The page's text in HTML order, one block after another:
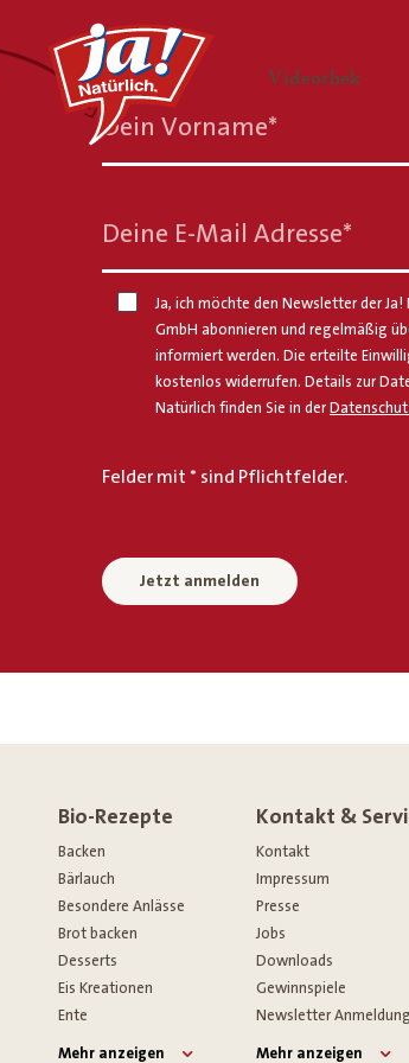
— Untermenü ausklappen Videothek—
Dein Vorname*
Deine E-Mail Adresse*
Ja, ich möchte den Newsletter der
GmbH abonnieren und regelmäßig
informiert werden. Die erteilte
kostenlos widerrufen. Details zur
Natürlich finden Sie in der
Felder mit * sind Pflichtfelder.
Jetzt anmelden
Bio-Rezepte
Backen
Bärlauch
Besondere Anlässe
Brot backen
Desserts
Eis Kreationen
Ente
Mehr anzeigen
Kontakt &
Kontakt
Impressum
Presse
Jobs
Downloads
Gewinnspiele
Newsletter Anmeldung
Mehr anzeigen